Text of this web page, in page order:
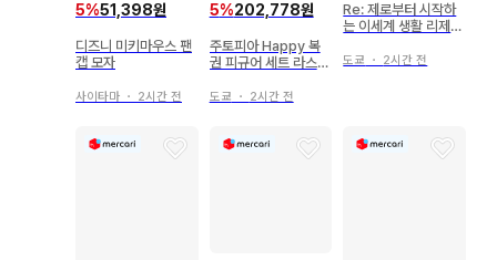
5%51,398원
디즈니 미키마우스 팬
캡 모자
사이타마 ・ 2시간 전
5%202,778원
주토피아 Happy 복
권 피규어 세트 라스트
도쿄 ・ 2시간 전
Re: 제로부터 시작하
는 이세계 생활 리제로
점 세트
도쿄 ・ 2시간 전